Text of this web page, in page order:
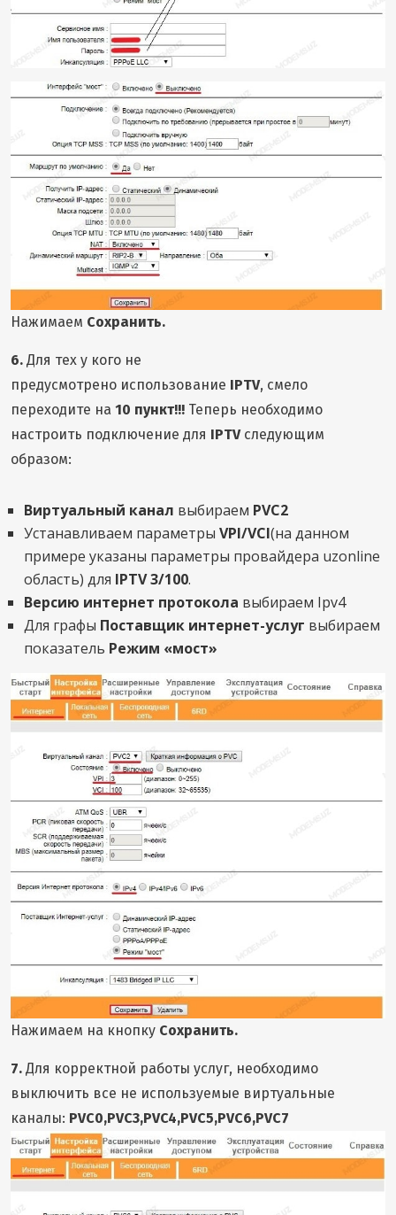
Нажимаем Сохранить.
6. Для тех у кого не
предусмотрено использование IPTV, смело
переходите на 10 пункт!!! Теперь необходимо
настроить подключение для IPTV следующим
образом:
Виртуальный канал выбираем PVC2
Устанавливаем параметры VPI/VCI(на данном
примере указаны параметры провайдера uzonline
область) для IPTV3/100.
Версию интернет протокола выбираем Ipv4
Для графы Поставщик интернет-услуг выбираем
показатель Режим «мост»
Нажимаем на кнопку Сохранить.
7. Для корректной работы услуг, необходимо
выключить все не используемые виртуальные
каналы: PVC0,PVC3,PVC4,PVC5,PVC6,PVC7